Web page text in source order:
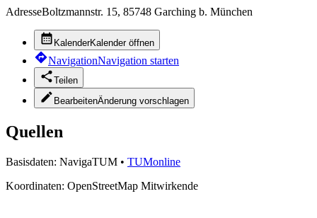
AdresseBoltzmannstr. 15, 85748 Garching b. München
KalenderKalender öffnen
NavigationNavigation starten
Teilen
BearbeitenÄnderung vorschlagen
Quellen
Basisdaten: NavigaTUM • TUMonline
Koordinaten: OpenStreetMap Mitwirkende